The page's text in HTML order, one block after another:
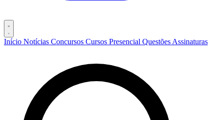
Início Notícias Concursos Cursos Presencial Questões Assinaturas